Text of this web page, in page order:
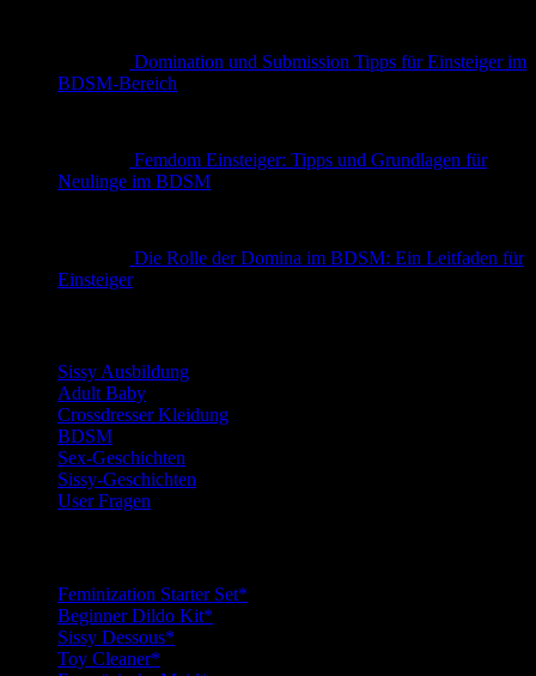
Domination und Submission Tipps für Einsteiger im
BDSM-Bereich
Femdom Einsteiger: Tipps und Grundlagen für
Neulinge im BDSM
Die Rolle der Domina im BDSM: Ein Leitfaden für
Einsteiger
Sissy Ausbildung
Adult Baby
Crossdresser Kleidung
BDSM
Sex-Geschichten
Sissy-Geschichten
User Fragen
Feminization Starter Set*
Beginner Dildo Kit*
Sissy Dessous*
Toy Cleaner*